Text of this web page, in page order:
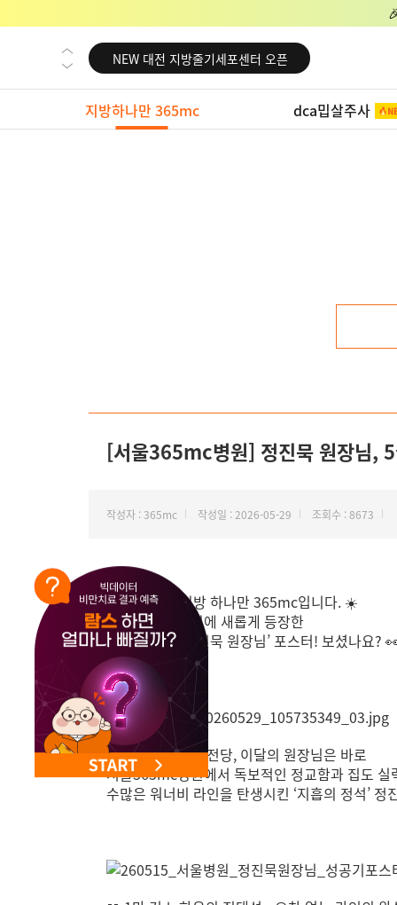
NEW 교대 지방줄기세포센터 오픈
NEW 대전 지방줄기세포센터 오픈
NEW 노원 지방줄기세포센터 오픈
NEW 미국 LA점 오픈
지방하나만 365mc dca밉살주사
[서울365mc병원] 정진묵 원장님,
작성자 : 365mc 작성일 : 2026-05-29 조회수 : 8673
안녕하세요, 지방 하나만 365mc입니다. ☀️
서울365mc병원에 새롭게 등장한
‘지흡의 정석 정진묵 원장님’ 포스터! 보셨나요?
지방흡입 명예의 전당, 이달의 원장님은 바로
서울365mc병원에서 독보적인 정교함과 집도 실
수많은 워너비 라인을 탄생시킨 ‘지흡의 정석’